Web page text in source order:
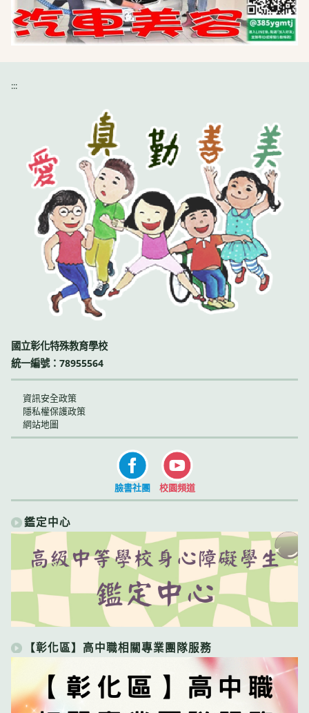
:::
國立彰化特殊教育學校
統一編號：78955564
資訊安全政策
隱私權保護政策
網站地圖
臉書社團 校園頻道
鑑定中心
【彰化區】高中職相關專業團隊服務